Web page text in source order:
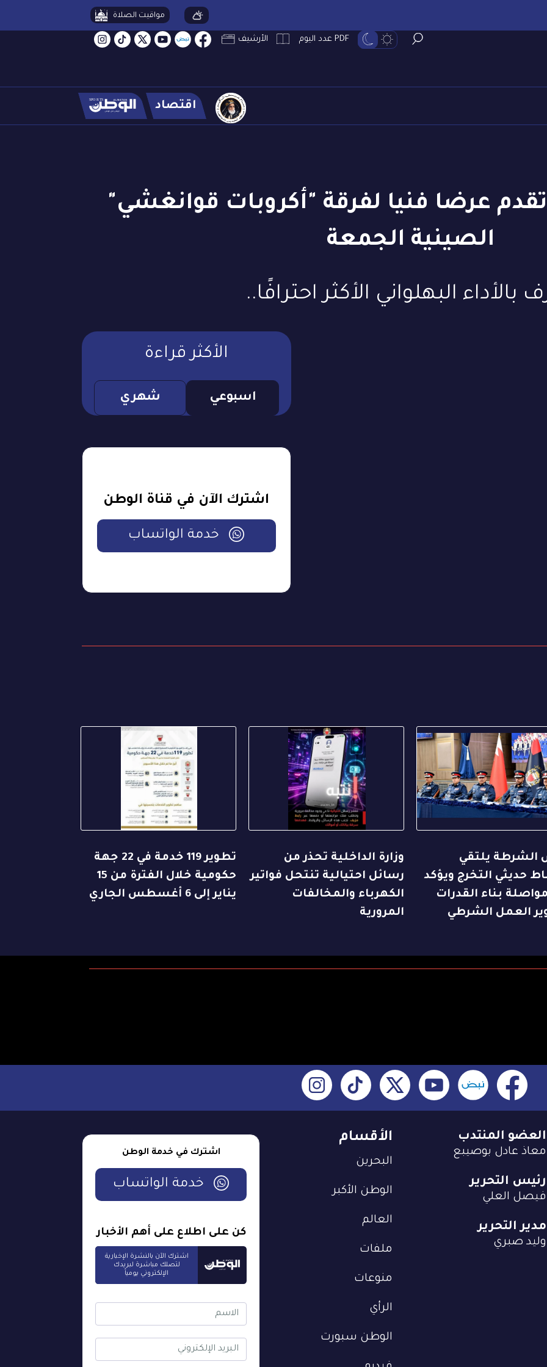
مواقيت الصلاة
PDF عدد اليوم الأرشيف
اقتصاد
تقدم عرضا فنيا لفرقة "أكروبات قوانغشي"
الصينية الجمعة
بالأداء البهلواني الأكثر احترافًا..
الأكثر قراءة
اسبوعي شهري
اشترك الآن في قناة الوطن
خدمة الواتساب
الشرطة يلتقي
حديثي التخرج ويؤكد
بناء القدرات
العمل الشرطي
وزارة الداخلية تحذر من
رسائل احتيالية تنتحل فواتير
الكهرباء والمخالفات
المرورية
تطوير 119 خدمة في 22 جهة
حكومية خلال الفترة من 15
يناير إلى 6 أغسطس الجاري
الأقسام
البحرين
الوطن الأكبر
العالم
ملفات
منوعات
الرأي
الوطن سبورت
العضو المنتدب
معاذ عادل بوصيبع
رئيس التحرير
فيصل العلي
مدير التحرير
وليد صبري
اشترك في خدمة الوطن
خدمة الواتساب
كن على اطلاع على أهم الأخبار
اشترك الآن بالنشرة الإخبارية
لتصلك مباشرة لبريدك
الإلكتروني يومياً